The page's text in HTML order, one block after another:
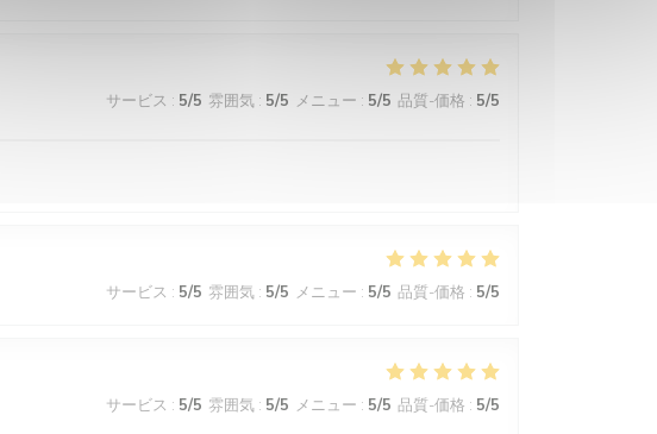
サービス : 5/5 雰囲気 : 5/5 メニュー : 5/5 品質-価格 : 5/5
サービス : 5/5 雰囲気 : 5/5 メニュー : 5/5 品質-価格 : 5/5
サービス : 5/5 雰囲気 : 5/5 メニュー : 5/5 品質-価格 : 5/5